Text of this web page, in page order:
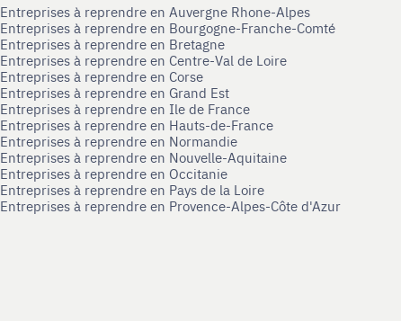
Entreprises à reprendre en Auvergne Rhone-Alpes
Entreprises à reprendre en Bourgogne-Franche-Comté
Entreprises à reprendre en Bretagne
Entreprises à reprendre en Centre-Val de Loire
Entreprises à reprendre en Corse
Entreprises à reprendre en Grand Est
Entreprises à reprendre en Ile de France
Entreprises à reprendre en Hauts-de-France
Entreprises à reprendre en Normandie
Entreprises à reprendre en Nouvelle-Aquitaine
Entreprises à reprendre en Occitanie
Entreprises à reprendre en Pays de la Loire
Entreprises à reprendre en Provence-Alpes-Côte d'Azur